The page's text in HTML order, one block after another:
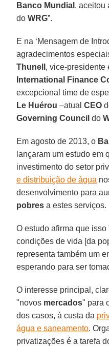
Banco Mundial , aceitou
doWRG”.
E na ‘Mensagem de
agradecimentos
Thunell , vice-presidente
International Finance
excepcional time de
Le Huérou –atualCEO
Governing Councildo
Em agosto de 2013, o
lançaram um estudo em
investimento do setor
e distribuição de água
desenvolvimento para
pobres a estes serviços.
O estudo afirma que
condições de vida [da
representa também um
esperando para ser
O interesse principal,
"novos mercados" para
dos casos, à custa da
água e saneamento.
privatizações é a tarefa